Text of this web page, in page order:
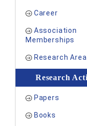
Career
Association
Memberships
Research
Research
Papers
Books